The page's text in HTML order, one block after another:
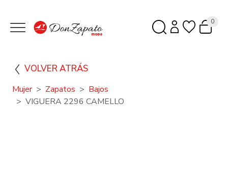
0
VOLVER ATRÁS
Mujer Zapatos
Bajos
VIGUERA 2296 CAMELLO